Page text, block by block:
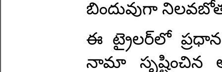
బిందువుగా
ఈ ట్రైలర్‌లో
నామా సృష్టించిన